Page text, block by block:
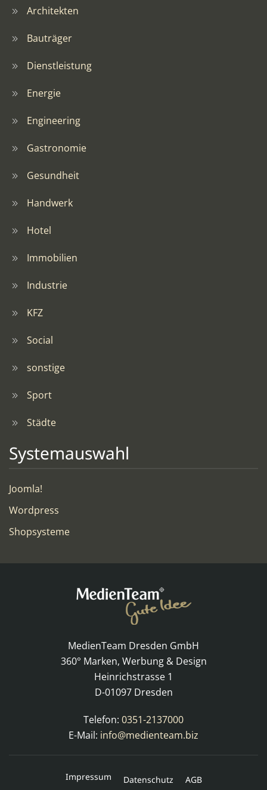
Architekten
Bauträger
Dienstleistung
Energie
Engineering
Gastronomie
Gesundheit
Handwerk
Hotel
Immobilien
Industrie
KFZ
Social
sonstige
Sport
Städte
Systemauswahl
Joomla!
Wordpress
Shopsysteme
MedienTeam Dresden GmbH
360° Marken, Werbung & Design
Heinrichstrasse 1
D-01097 Dresden
Telefon: 0351-2137000
E-Mail: info@medienteam.biz
Impressum Datenschutz AGB